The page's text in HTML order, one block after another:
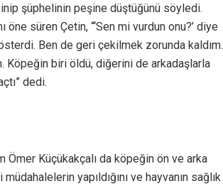
şüphelinin peşine düştüğünü söyledi.
öne süren Çetin, “‘Sen mi vurdun onu?’ diye
Ben de geri çekilmek zorunda kaldım.
Köpeğin biri öldü, diğerini de arkadaşlarla
dedi.
Ömer Küçükakçalı da köpeğin ön ve arka
yapıldığını ve hayvanın sağlık